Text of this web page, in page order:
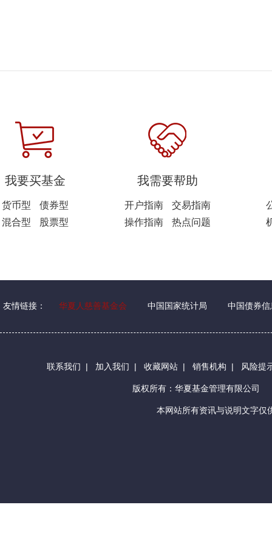
我要买基金
货币型
债券型
混合型
股票型
我需要帮助
开户指南
交易指南
操作指南
热点问题
友情链接： 华夏人慈善基金会 中国国家统计局 中国债券信
联系我们 | 加入我们 | 收藏网站 | 销售机构 | 风险提
版权所有：华夏基金管理有限公司
本网站所有资讯与说明文字仅